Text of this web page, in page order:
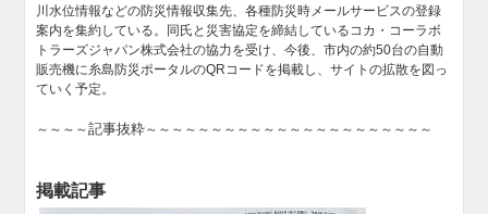
川水位情報などの防災情報収集先、各種防災時メールサービスの登録
案内を集約している。同氏と災害協定を締結しているコカ・コーラボ
トラーズジャパン株式会社の協力を受け、今後、市内の約50台の自動
販売機に糸島防災ポータルのQRコードを掲載し、サイトの拡散を図っ
ていく予定。
～～～～記事抜粋～～～～～～～～～～～～～～～～～～～～～～
掲載記事